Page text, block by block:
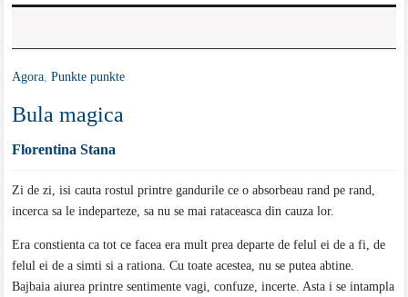
Agora ,Punkte punkte
Bula magica
Florentina Stana
Zi de zi, isi cauta rostul printre gandurile ce o absorbeau rand pe rand,
incerca sa le indeparteze, sa nu se mai rataceasca din cauza lor.
Era constienta ca tot ce facea era mult prea departe de felul ei de a fi, de
felul ei de a simti si a rationa. Cu toate acestea, nu se putea abtine.
Bajbaia aiurea printre sentimente vagi, confuze, incerte. Asta i se intampla